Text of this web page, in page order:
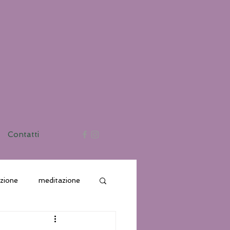
Contatti
meditazione